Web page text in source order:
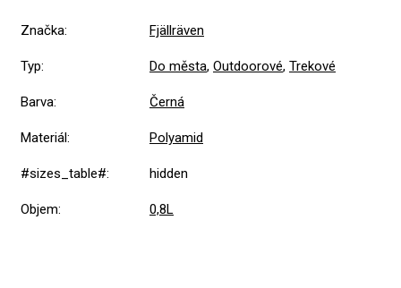
Značka: Fjällräven
Typ: Do města, Outdoorové, Trekové
Barva: Černá
Materiál: Polyamid
#sizes_table#: hidden
Objem: 0,8L